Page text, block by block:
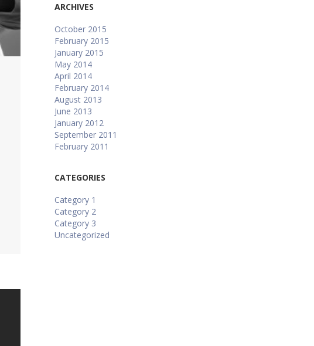
ARCHIVES
October 2015
February 2015
January 2015
May 2014
April 2014
February 2014
August 2013
June 2013
January 2012
September 2011
February 2011
CATEGORIES
Category 1
Category 2
Category 3
Uncategorized